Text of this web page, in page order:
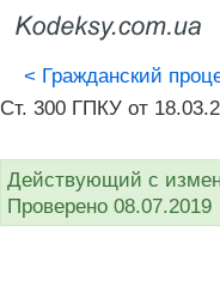
< Гражданский
Ст. 300 ГПКУ от
Действующий с
Проверено 08.07.2019